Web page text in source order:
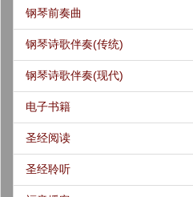
钢琴前奏曲
钢琴诗歌伴奏(传统)
钢琴诗歌伴奏(现代)
电子书籍
圣经阅读
圣经聆听